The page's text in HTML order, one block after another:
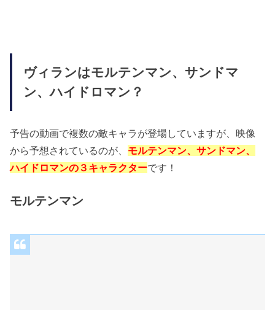
ヴィランはモルテンマン、サンドマ
ン、ハイドロマン？
予告の動画で複数の敵キャラが登場していますが、映像
から予想されているのが、 モルテンマン、サンドマン、
ハイドロマンの３キャラクターです！
モルテンマン